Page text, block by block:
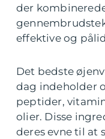
der
effektive og
Det bedste
dag indeholder
peptider,
olier. Disse
deres evne til at